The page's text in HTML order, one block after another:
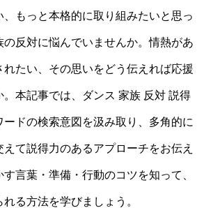
、もっと本格的に取り組みたいと思っ
の反対に悩んでいませんか。情熱があ
れたい、その思いをどう伝えれば応援
。本記事では、ダンス 家族 反対 説得
ドの検索意図を汲み取り、多角的に
て説得力のあるアプローチをお伝え
言葉・準備・行動のコツを知って、
る方法を学びましょう。